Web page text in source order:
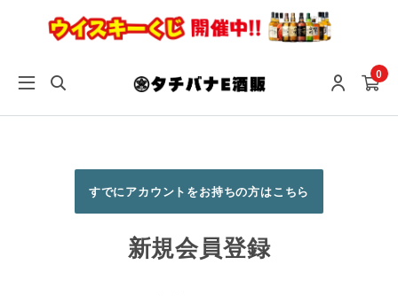
0
すでにアカウントをお持ちの方はこちら
新規会員登録